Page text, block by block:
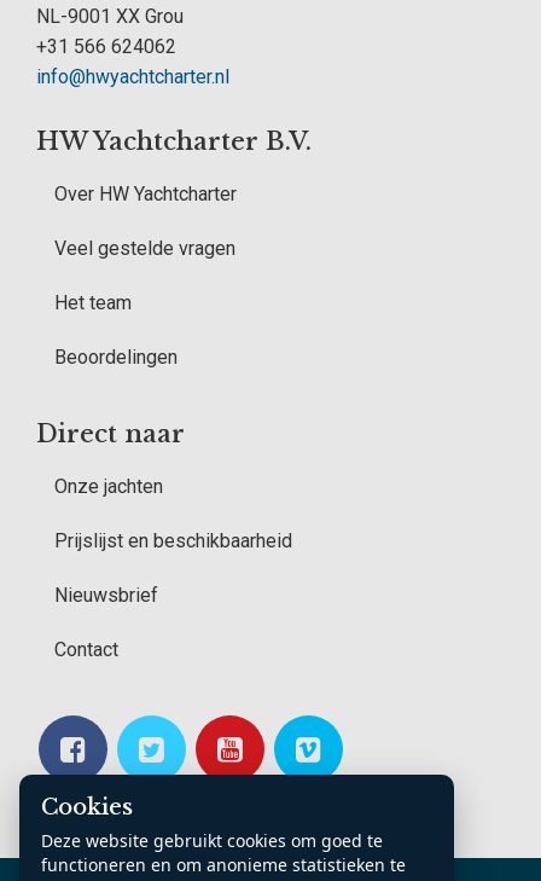
NL-9001 XX Grou
+31 566 624062
info@hwyachtcharter.nl
HW Yachtcharter B.V.
Over HW Yachtcharter
Veel gestelde vragen
Het team
Beoordelingen
Direct naar
Onze jachten
Prijslijst en beschikbaarheid
Nieuwsbrief
Contact
Cookies
Deze website gebruikt cookies om goed te
functioneren en om anonieme statistieken te